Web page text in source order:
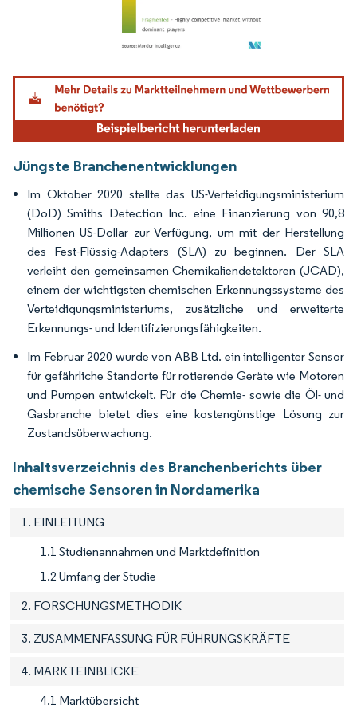
Bild © Mordor Intelligence. Wiederverwendung erfordert Namensnennung gemäß
Jüngste Branchenentwicklungen
Im Oktober 2020 stellte das US-Verteidigungsministerium
(DoD) Smiths Detection Inc. eine Finanzierung von 90,8
Millionen US-Dollar zur Verfügung, um mit der Herstellung
des Fest-Flüssig-Adapters (SLA) zu beginnen. Der SLA
verleiht den gemeinsamen Chemikaliendetektoren (JCAD),
einem der wichtigsten chemischen Erkennungssysteme des
Verteidigungsministeriums, zusätzliche und erweiterte
Erkennungs- und Identifizierungsfähigkeiten.
Im Februar 2020 wurde von ABB Ltd. ein intelligenter Sensor
für gefährliche Standorte für rotierende Geräte wie Motoren
und Pumpen entwickelt. Für die Chemie- sowie die Öl- und
Gasbranche bietet dies eine kostengünstige Lösung zur
Zustandsüberwachung.
Inhaltsverzeichnis des Branchenberichts über
chemische Sensoren in Nordamerika
1. EINLEITUNG
1.1 Studienannahmen und Marktdefinition
1.2 Umfang der Studie
2. FORSCHUNGSMETHODIK
3. ZUSAMMENFASSUNG FÜR FÜHRUNGSKRÄFTE
4. MARKTEINBLICKE
4.1 Marktübersicht